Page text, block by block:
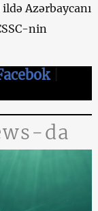
Azərbaycanı
nin
da